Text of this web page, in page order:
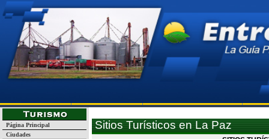
Página Principal
Ciudades
Sitios Turísticos en La Paz